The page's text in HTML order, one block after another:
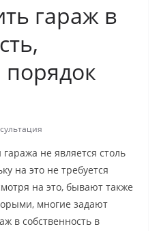
гараж в
не является столь
на это не требуется
на это, бывают также
многие задают
в собственность в